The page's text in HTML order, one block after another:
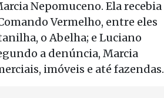
Nepomuceno. Ela recebia
Vermelho, entre eles
o Abelha; e Luciano
a denúncia, Marcia
imóveis e até fazendas.